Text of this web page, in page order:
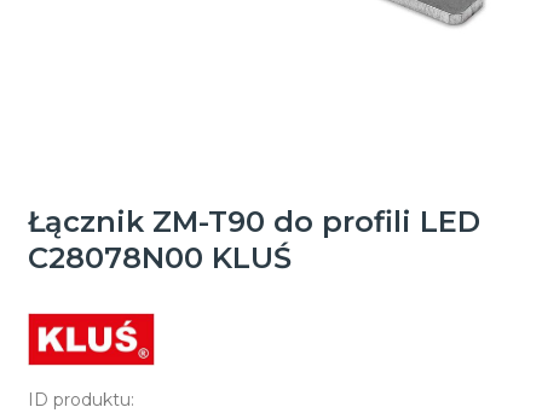
Łącznik ZM-T90 do profili LED
C28078N00 KLUŚ
ID produktu: